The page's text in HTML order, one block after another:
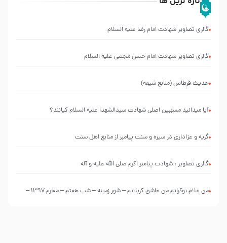
گالری تصاویر شهادت امام رضا علیه السلام
گالری تصاویر شهادت امام حسن مجتبی علیه السلام
حدیث قرطاس (منابع شیعه)
آیا میدانید مسبّبین اصلی شهادت سیدالشهدا علیه ‌السلام کیانند؟
گریه و عزاداری در سیره و سنت پیامبر از منابع اهل سنت
گالری تصاویر : شهادت پیامبر اکرم صلی الله علیه و آله
من غلام نوکراتم من عاشق کربلاتم – شور زمینه – شب هفتم – محرم 1397 –